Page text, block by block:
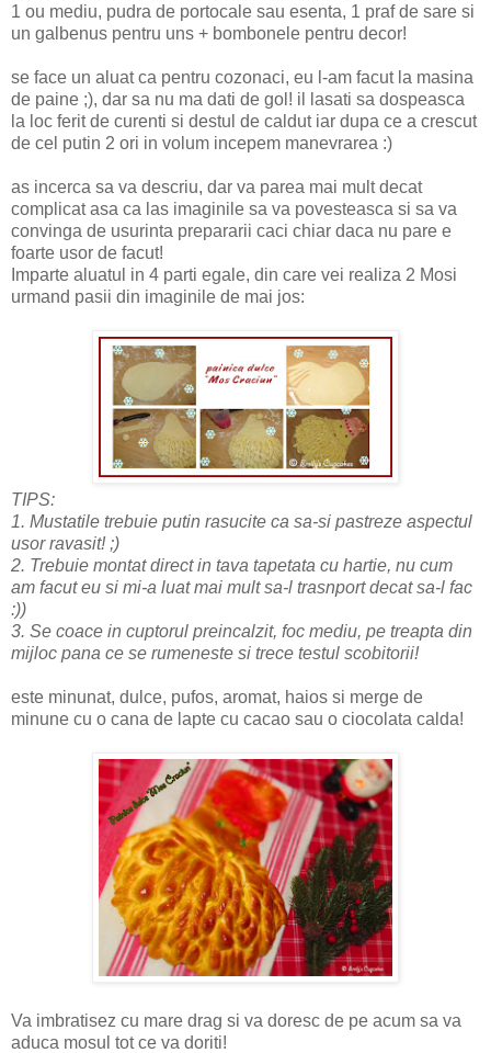
1 ou mediu, pudra de portocale sau esenta, 1 praf de sare si
un galbenus pentru uns + bombonele pentru decor!
se face un aluat ca pentru cozonaci, eu l-am facut la masina
de paine ;), dar sa nu ma dati de gol! il lasati sa dospeasca
la loc ferit de curenti si destul de caldut iar dupa ce a crescut
de cel putin 2 ori in volum incepem manevrarea :)
as incerca sa va descriu, dar va parea mai mult decat
complicat asa ca las imaginile sa va povesteasca si sa va
convinga de usurinta prepararii caci chiar daca nu pare e
foarte usor de facut!
Imparte aluatul in 4 parti egale, din care vei realiza 2 Mosi
urmand pasii din imaginile de mai jos:
TIPS:
1. Mustatile trebuie putin rasucite ca sa-si pastreze aspectul
usor ravasit! ;)
2. Trebuie montat direct in tava tapetata cu hartie, nu cum
am facut eu si mi-a luat mai mult sa-l trasnport decat sa-l fac
:))
3. Se coace in cuptorul preincalzit, foc mediu, pe treapta din
mijloc pana ce se rumeneste si trece testul scobitorii!
este minunat, dulce, pufos, aromat, haios si merge de
minune cu o cana de lapte cu cacao sau o ciocolata calda!
Va imbratisez cu mare drag si va doresc de pe acum sa va
aduca mosul tot ce va doriti!